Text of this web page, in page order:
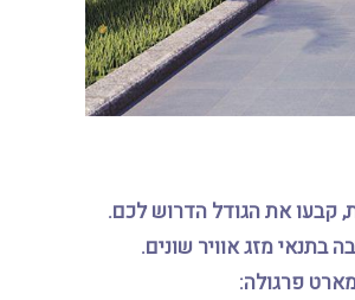
קבעו את הגודל הדרוש לכם.
בתנאי מזג אוויר שונים.
פרגולה: